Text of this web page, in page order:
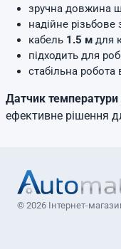
зручна довжина
надійне різьбове
кабель 1.5 м для
підходить для
стабільна
Датчик
ефективне рішення
© 2026 Інтернет-